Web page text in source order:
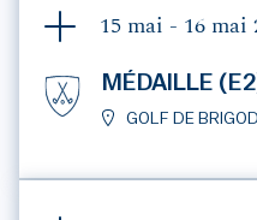
15 mai - 16 mai
MÉDAILLE
GOLF DE